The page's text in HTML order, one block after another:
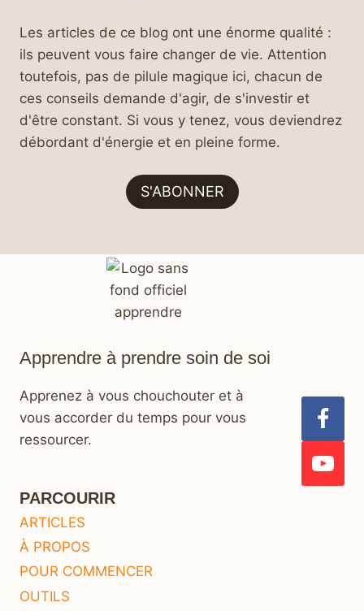
Les articles de ce blog ont une énorme qualité :
ils peuvent vous faire changer de vie. Attention
toutefois, pas de pilule magique ici, chacun de
ces conseils demande d'agir, de s'investir et
d'être constant. Si vous y tenez, vous deviendrez
débordant d'énergie et en pleine forme.
S'ABONNER
Apprendre à prendre soin de soi
Apprenez à vous chouchouter et à
vous accorder du temps pour vous
ressourcer.
PARCOURIR
ARTICLES
À PROPOS
POUR COMMENCER
OUTILS